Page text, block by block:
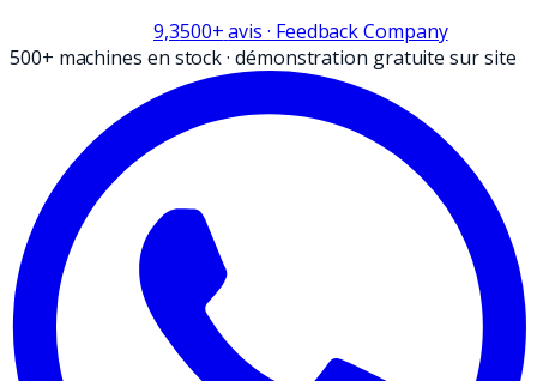
9,3500+avis · Feedback Company
500+ machines en stock·démonstration gratuite sur site